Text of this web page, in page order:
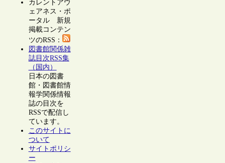
カレントアウ
ェアネス・ポ
ータル 新規
掲載コンテン
ツのRSS：
図書館関係雑
誌目次RSS集
（国内）
日本の図書
館・図書館情
報学関係情報
誌の目次を
RSSで配信し
ています。
このサイトに
ついて
サイトポリシ
ー